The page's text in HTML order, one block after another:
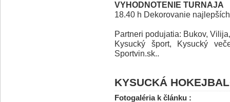
VYHODNOTENIE TURNAJA
18.40 h Dekorovanie
Partneri podujatia: Bukov,
Kysucký šport, Kysucký
Sportvin.sk..
KYSUCKÁ
Fotogaléria k článku :